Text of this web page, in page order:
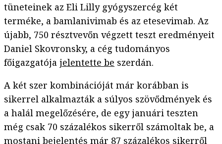
tüneteinek az Eli Lilly gyógyszercég két
terméke, a bamlanivimab és az etesevimab. Az
újabb, 750 résztvevőn végzett teszt eredményeit
Daniel Skovronsky, a cég tudományos
főigazgatója jelentette be szerdán.
A két szer kombinációját már korábban is
sikerrel alkalmazták a súlyos szövődmények és
a halál megelőzésére, de egy januári teszten
még csak 70 százalékos sikerről számoltak be, a
mostani bejelentés már 87 százalékos sikerről